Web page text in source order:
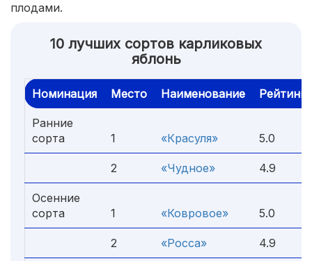
плодами.
10 лучших сортов карликовых
яблонь
Номинация Место Наименование Рейтинг
Ранние
сорта
1 «Красуля» 5.0
2 «Чудное» 4.9
Осенние
сорта
1 «Ковровое» 5.0
2 «Росса» 4.9